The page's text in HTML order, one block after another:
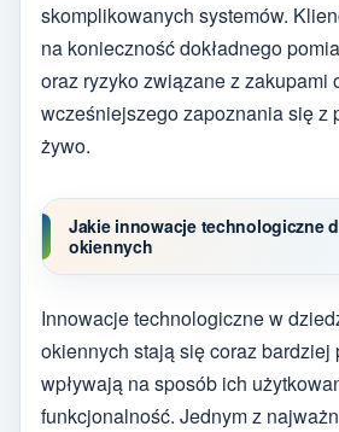
skomplikowanych systemów.
na konieczność dokładnego
oraz ryzyko związane z zakupami
wcześniejszego zapoznania się z
żywo.
Jakie innowacje technologiczne
okiennych
Innowacje technologiczne w
okiennych stają się coraz bardziej
wpływają na sposób ich
funkcjonalność. Jednym z